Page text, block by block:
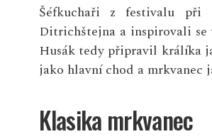
Šéfkuchaři z festivalu při
Ditrichštejna a inspirovali se
Husák tedy připravil králíka
jako hlavní chod a mrkvanec
Klasika mrkvanec